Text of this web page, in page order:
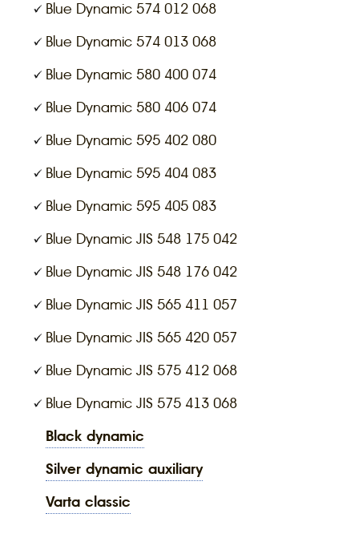
Blue Dynamic 574 012 068
Blue Dynamic 574 013 068
Blue Dynamic 580 400 074
Blue Dynamic 580 406 074
Blue Dynamic 595 402 080
Blue Dynamic 595 404 083
Blue Dynamic 595 405 083
Blue Dynamic JIS 548 175 042
Blue Dynamic JIS 548 176 042
Blue Dynamic JIS 565 411 057
Blue Dynamic JIS 565 420 057
Blue Dynamic JIS 575 412 068
Blue Dynamic JIS 575 413 068
black dynamic
silver dynamic auxiliary
varta classic